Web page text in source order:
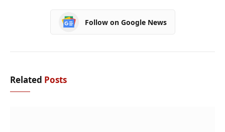
Follow on Google News
Related Posts